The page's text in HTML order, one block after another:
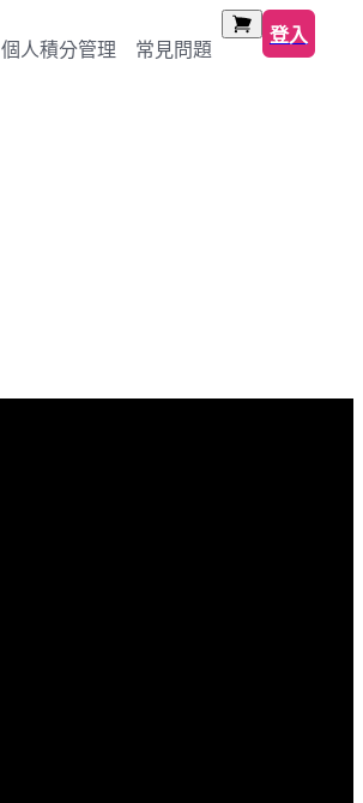
個人積分管理 常見問題
登入